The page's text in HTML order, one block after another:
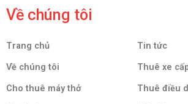
Về chúng tôi
Trang chủ Tin tức
Về chúng tôi Thuê xe
Cho thuê máy thở Thuê điều